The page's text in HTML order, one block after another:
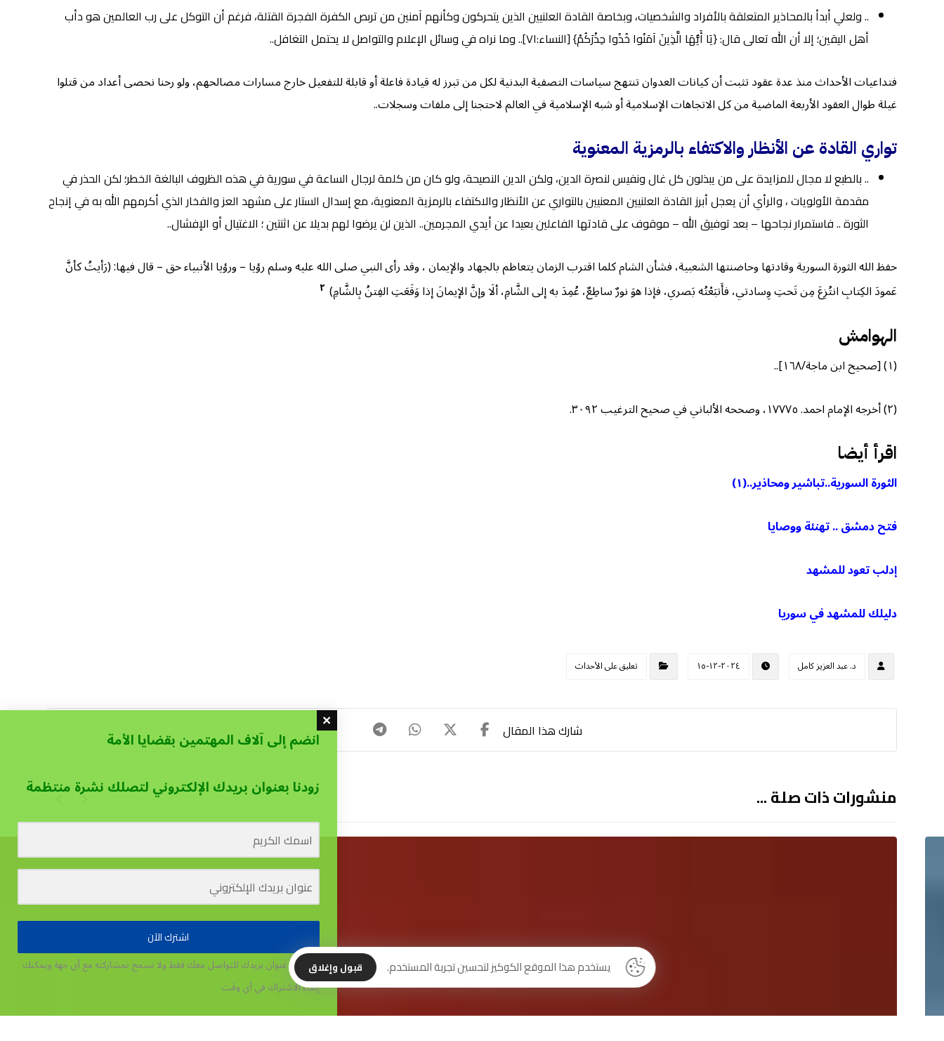
.. ولعلي أبدأ بالمحاذير المتعلقة بالأفراد والشخصيات، وبخاصة القادة العلنيين الذين يتحركون وكأنهم آمنين من تربص الكفرة الفجرة القتلة، فرغم أن التوكل على رب العالمين هو دأب
أهل اليقين؛ إلا أن الله تعالى قال: {يَا أَيُّهَا الَّذِينَ آمَنُوا خُذُوا حِذْرَكُمْ} [النساء:٧١].. وما نراه في وسائل الإعلام والتواصل لا يحتمل التغافل..
فتداعيات الأحداث منذ عدة عقود تثبت أن كيانات العدوان تنتهج سياسات التصفية البدنية لكل من تبرز له قيادة فاعلة أو قابلة للتفعيل خارج مسارات مصالحهم، ولو رحنا نحصى أعداد من قتلوا
غيلة طوال العقود الأربعة الماضية من كل الاتجاهات الإسلامية أو شبه الإسلامية في العالم لاحتجنا إلى ملفات وسجلات..
تواري القادة عن الأنظار والاكتفاء بالرمزية المعنوية
.. بالطبع لا مجال للمزايدة على من يبذلون كل غال ونفيس لنصرة الدين، ولكن الدين النصيحة، ولو كان من كلمة لرجال الساعة في سورية في هذه الظروف البالغة الخطر؛ لكن الحذر في
مقدمة الأولويات ، والرأي أن يعجل أبرز القادة العلنيين المعنيين بالتواري عن الأنظار والاكتفاء بالرمزية المعنوية، مع إسدال الستار على مشهد العز والفخار الذي أكرمهم الله به في إنجاح
الثورة .. فاستمرار نجاحها – بعد توفيق الله – موقوف على قادتها الفاعلين بعيدا عن أيدي المجرمين.. الذين لن يرضوا لهم بديلا عن اثنتين ؛ الاغتيال أو الإفشال..
حفظ الله الثورة السورية وقادتها وحاضنتها الشعبية، فشأن الشام كلما اقترب الزمان يتعاظم بالجهاد والإيمان ، وقد رأى النبي صلى الله عليه وسلم رؤيا – ورؤيا الأنبياء حق – قال فيها: (رَأيتُ كأنَّ
عَمودَ الكِتابِ انتُزِعَ مِن تَحتِ وِسادتي، فأَتبَعْتُه بَصري، فإذا هوَ نورٌ ساطِعٌ، عُمِدَ به إلى الشَّامِ، ألَا وإنَّ الإيمانَ إذا وَقَعَتِ الفِتنُ بِالشَّامِ) ٢
الهوامش
(١) [صحيح ابن ماجة/١٦٨]..
(٢) أخرجه الإمام احمد. ١٧٧٧٥، وصححه الألباني في صحيح الترغيب ٣٠٩٢.
اقرأ أيضا
الثورة السورية..تباشير ومحاذير..(١)
فتح دمشق .. تهنئة ووصايا
إدلب تعود للمشهد
دليلك للمشهد في سوريا
د. عبد العزيز كامل ٢٠٢٤-١٢-١٥ تعليق على الأحداث
منشورات ذات صلة ...
يستخدم هذا الموقع الكوكيز لتحسين تجربة المستخدم. قبول وإغلاق
انضم إلى آلاف المهتمين بقضايا الأمة
زودنا بعنوان بريدك الإلكتروني لتصلك نشرة منتظمة
اشترك الآن
نستخدم عنوان بريدك للتواصل معك فقط ولا نسمح بمشاركته مع أي جهةويمكنك
إلغاء الاشتراك في أي وقت